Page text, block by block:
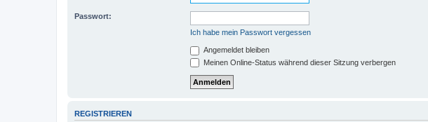
Passwort:
Ich habe mein Passwort vergessen
Angemeldet bleiben
Meinen Online-Status während dieser Sitzung verbergen
REGISTRIEREN